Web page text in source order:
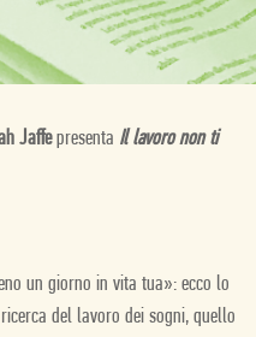
Jaffepresenta Il lavoro non ti
un giorno in vita tua»: ecco lo
del lavoro dei sogni, quello